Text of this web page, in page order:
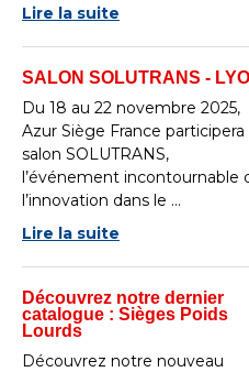
Lire la suite
SALON SOLUTRANS -
Du 18 au 22 novembre 2025,
Azur Siège France participera
salon SOLUTRANS,
l’événement incontournable
l’innovation dans le ...
Lire la suite
Découvrez notre dernier
catalogue : Sièges Poids
Lourds
Découvrez notre nouveau